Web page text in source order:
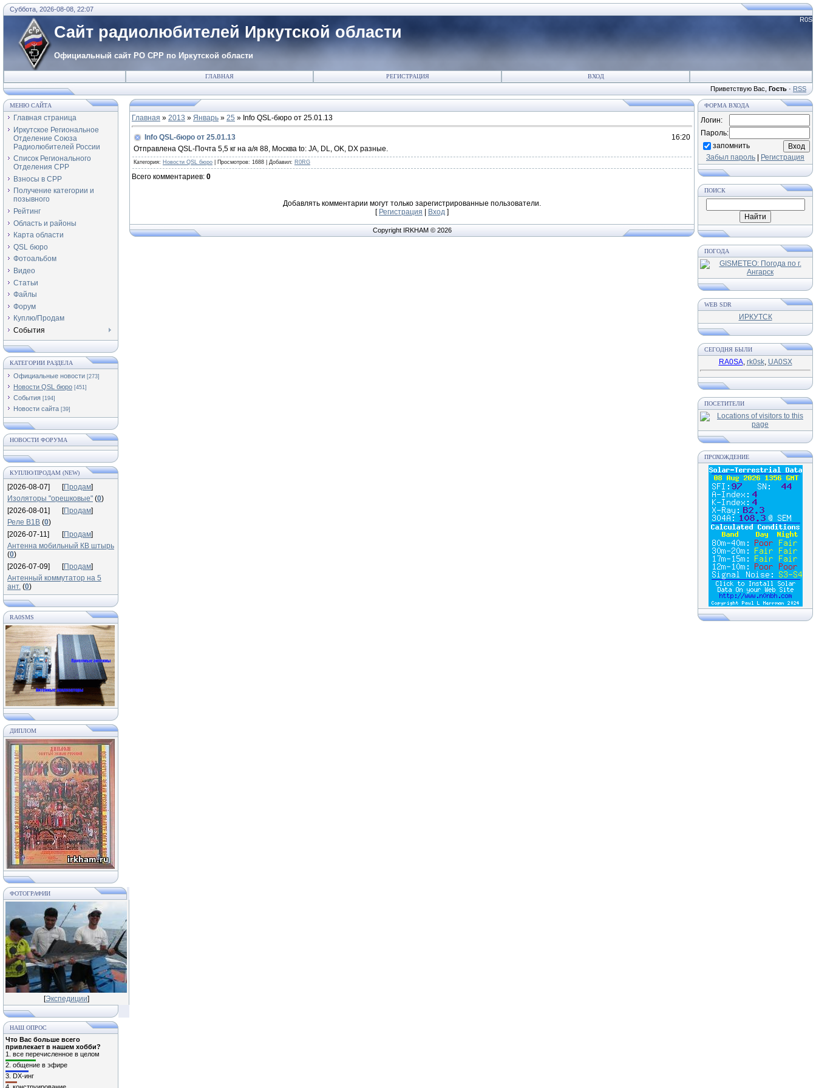
Суббота, 2026-08-08, 22:07
R0S
Сайт радиолюбителей Иркутской области
Официальный сайт РО СРР по Иркутской области
ГЛАВНАЯ РЕГИСТРАЦИЯ ВХОД
Приветствую Вас Гость · RSS
МЕНЮ САЙТА
Главная страница
Иркутское Региональное
Отделение Союза
Радиолюбителей России
Список Регионального
Отделения СРР
Взносы в СРР
Получение категории и
позывного
Рейтинг
Область и районы
Карта области
QSL бюро
Фотоальбом
Видео
Статьи
Файлы
Форум
Куплю/Продам
События
КАТЕГОРИИ РАЗДЕЛА
Официальные новости [273]
Новости QSL бюро [451]
События [194]
Новости сайта [39]
НОВОСТИ ФОРУМА
КУПЛЮ/ПРОДАМ (NEW)
[2026-08-07] [Продам]
Изоляторы "орешковые" (0)
[2026-08-01]
[Продам]
Реле В1В (0)
[2026-07-11]
[Продам]
Антенна мобильный КВ штырь
(0)
[2026-07-09]
[Продам]
Антенный коммутатор на 5
ант. (0)
RA0SMS
ДИПЛОМ
ФОТОГРАФИИ
[Экспедиции]
НАШ ОПРОС
Что Вас больше всего
привлекает в нашем хобби?
1. все перечисленное в целом
2. общение в эфире
3. DX-инг
Главная » 2013 » Январь » 25 » Info QSL-бюро от 25.01.13
Info QSL-бюро от 25.01.13
16:20
Отправлена QSL-Почта 5,5 кг на а/я 88, Москва to: JA, DL, OK, DX разные.
Категория: Новости QSL бюро Просмотров: 1688 | Добавил: R0RG
Всего комментариев: 0
Добавлять комментарии могут только зарегистрированные пользователи.
[ Регистрация Вход ]
Copyright IRKHAM © 2026
ФОРМА ВХОДА
Логин:
Пароль:
запомнить
Забыл пароль
Регистрация
ПОИСК
ПОГОДА
WEB SDR
ИРКУТСК
СЕГОДНЯ БЫЛИ
RA0SA, rk0sk, UA0SX
ПОСЕТИТЕЛИ
ПРОХОЖДЕНИЕ